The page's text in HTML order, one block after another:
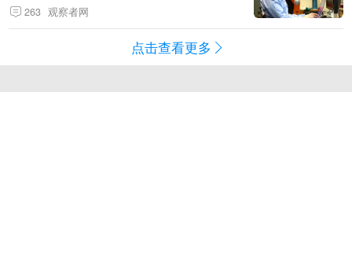
263 观察者网
点击查看更多